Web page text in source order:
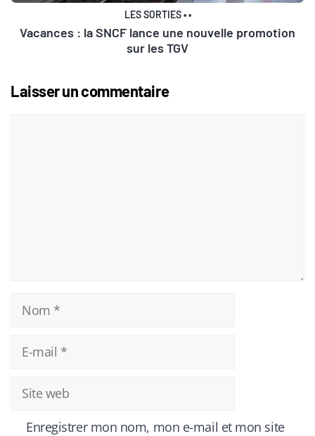
LES SORTIES••
Vacances : la SNCF lance une nouvelle promotion
sur les TGV
Laisser un commentaire
mail
Site
web
Enregistrer mon nom, mon e-mail et mon site